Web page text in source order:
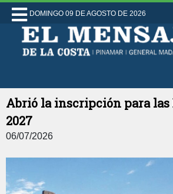
DOMINGO 09 DE AGOSTO DE 2026
Abrió la inscripción para las
2027
06/07/2026